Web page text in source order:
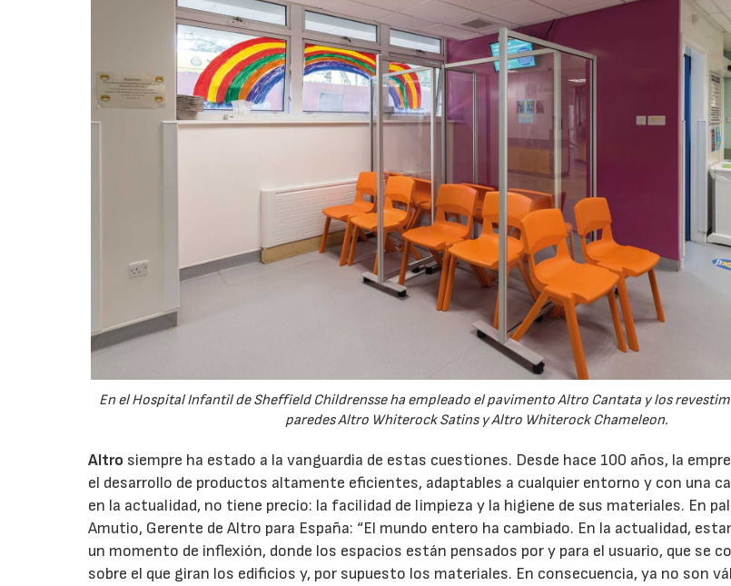
En el Hospital Infantil de Sheffield Childrensse ha empleado el pavimento Altro Cantata y los
paredes Altro Whiterock Satins y Altro Whiterock Chameleon.
Altro siempre ha estado a la vanguardia de estas cuestiones. Desde hace 100 años, la
el desarrollo de productos altamente eficientes, adaptables a cualquier entorno y con una
en la actualidad, no tiene precio: la facilidad de limpieza y la higiene de sus materiales. En
Amutio, Gerente de Altro para España: “El mundo entero ha cambiado. En la actualidad,
un momento de inflexión, donde los espacios están pensados por y para el usuario, que se
sobre el que giran los edificios y, por supuesto los materiales. En consecuencia, ya no son